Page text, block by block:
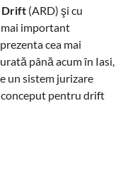
Drift(ARD) şi cu
mai important
cea mai
până acum în Iasi,
un sistem jurizare
pentru drift